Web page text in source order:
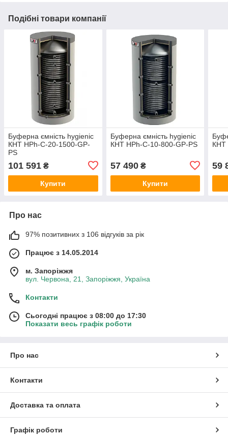
Подібні товари компанії
Буферна ємність hygienic
КНТ HPh-C-20-1500-GP-
PS
101 591 ₴
Купити
Буферна ємність hygienic
КНТ HPh-C-10-800-GP-PS
57 490₴
Купити
КНТ
59
Про нас
97% позитивних з 106 відгуків за рік
Працює з 14.05.2014
м. Запоріжжя
вул. Червона, 21, Запоріжжя, Україна
Контакти
Сьогодні працює з 08:00 до 17:30
Показати весь графік роботи
Про нас
Контакти
Доставка та оплата
Графік роботи